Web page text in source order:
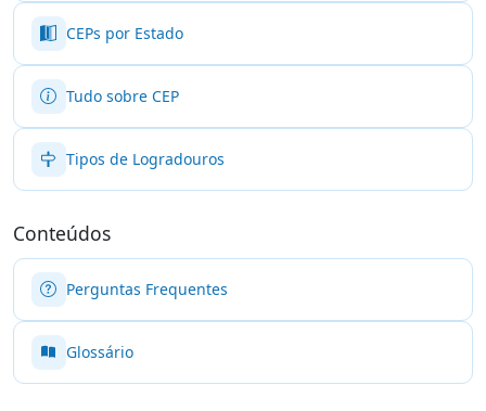
CEPs por Estado
Tudo sobre CEP
Tipos de Logradouros
Conteúdos
Perguntas Frequentes
Glossário